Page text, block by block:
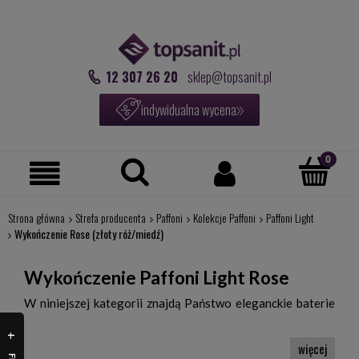
12 307 26 20 sklep@topsanit.pl
indywidualna wycena
Strona główna Strefa producenta Paffoni Kolekcje Paffoni
Paffoni Light
Wykończenie Rose (złoty róż/miedź)
Wykończenie Paffoni Light Rose
W niniejszej kategorii znajdą Państwo eleganckie baterie
różowym, który przypomina miedź. Ta barwa nadaje